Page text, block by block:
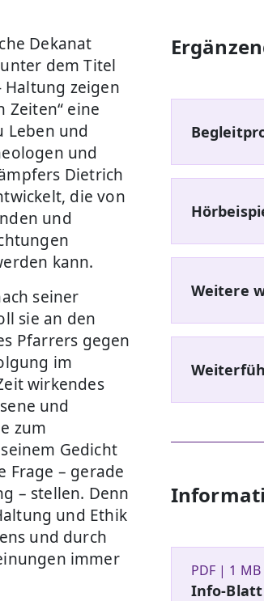
Dekanat
dem Titel
Haltung zeigen
Zeiten“ eine
Leben und
und
Dietrich
die von
und
kann.
seiner
sie an den
Pfarrers gegen
im
wirkendes
und
zum
Gedicht
Frage – gerade
– stellen. Denn
und Ethik
und durch
immer
Weitere
PDF | 1 MB
Info-